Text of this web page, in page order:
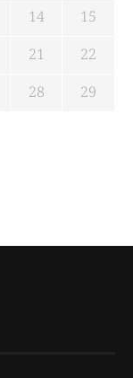
14
15
21
22
28
29